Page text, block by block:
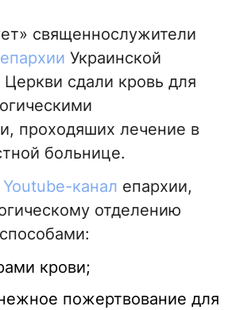
священнослужители
Украинской
сдали кровь для
проходяших лечение в
больнице.
Youtube-канал епархии,
отделению
крови;
пожертвование для